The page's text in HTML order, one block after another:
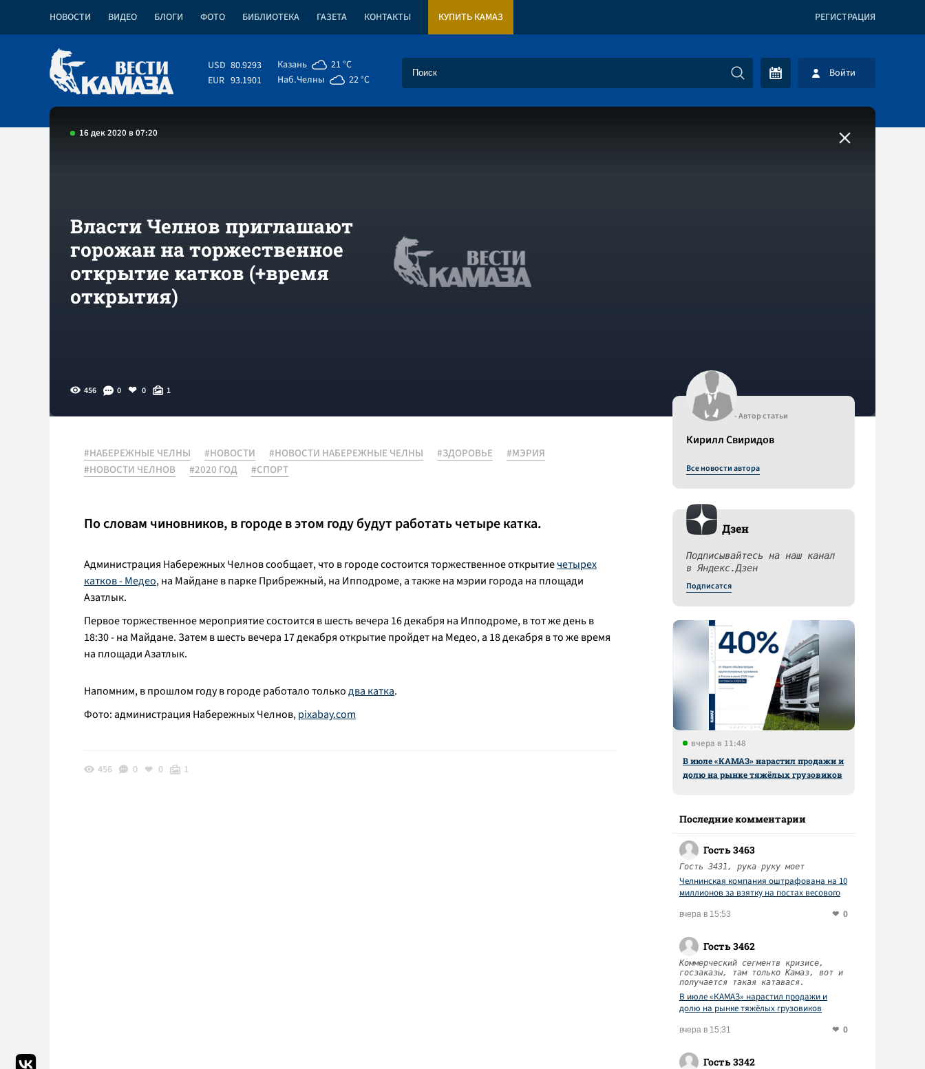
НОВОСТИ ВИДЕО БЛОГИ ФОТО БИБЛИОТЕКА ГАЗЕТА КОНТАКТЫ КУПИТЬ КАМАЗ РЕГИСТРАЦИЯ
USD 80.9293
EUR 93.1901
Казань
21 °C
Наб.Челны
22 °C Войти
16 дек 2020 в 07:20
Власти Челнов приглашают
горожан на торжественное
открытие катков (+время
открытия)
456 0 0 1
#НАБЕРЕЖНЫЕ ЧЕЛНЫ #НОВОСТИ #НОВОСТИ НАБЕРЕЖНЫЕ ЧЕЛНЫ #ЗДОРОВЬЕ
#МЭРИЯ
#НОВОСТИ ЧЕЛНОВ
#2020 ГОД #СПОРТ
По словам чиновников, в городе в этом году будут работать четыре катка.
Администрация Набережных Челнов сообщает, что в городе состоится торжественное открытиечетырех
катков - Медео, на Майдане в парке Прибрежный, на Ипподроме, а также на мэрии города на площади
Азатлык.
Первое торжественное мероприятие состоится в шесть вечера 16 декабря на Ипподроме, в тот же день в
18:30 - на Майдане. Затем в шесть вечера 17 декабря открытие пройдет на Медео, а 18 декабря в то же время
на площади Азатлык.
Напомним, в прошлом году в городе работало толькодва катка.
Фото: администрация Набережных Челнов,pixabay.com
456 0 0 1
- Автор статьи
Кирилл Свиридов
Все новости автора
Дзен
Подписывайтесь на наш канал
в Яндекс.Дзен
Подписатся
вчера в 11:48
В июле «КАМАЗ» нарастил продажи и
долю на рынке тяжёлых грузовиков
Последние комментарии
Гость 3463
Гость 3431, рука руку моет
Челнинская компания оштрафована на 10
миллионов за взятку на постах весового
вчера в 15:53 0
Гость 3462
Коммерческий сегментв кризисе,
госзаказы, там только Камаз, вот и
получается такая катавася.
В июле «КАМАЗ» нарастил продажи и
долю на рынке тяжёлых грузовиков
вчера в 15:31 0
Гость 3342